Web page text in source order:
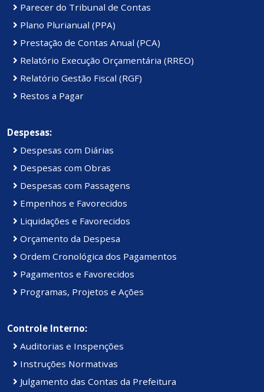
Parecer do Tribunal de Contas
Plano Plurianual (PPA)
Prestação de Contas Anual (PCA)
Relatório Execução Orçamentária (RREO)
Relatório Gestão Fiscal (RGF)
Restos a Pagar
Despesas:
Despesas com Diárias
Despesas com Obras
Despesas com Passagens
Empenhos e Favorecidos
Liquidações e Favorecidos
Orçamento da Despesa
Ordem Cronológica dos Pagamentos
Pagamentos e Favorecidos
Programas, Projetos e Ações
Controle Interno:
Auditorias e Inspenções
Instruções Normativas
Julgamento das Contas da Prefeitura